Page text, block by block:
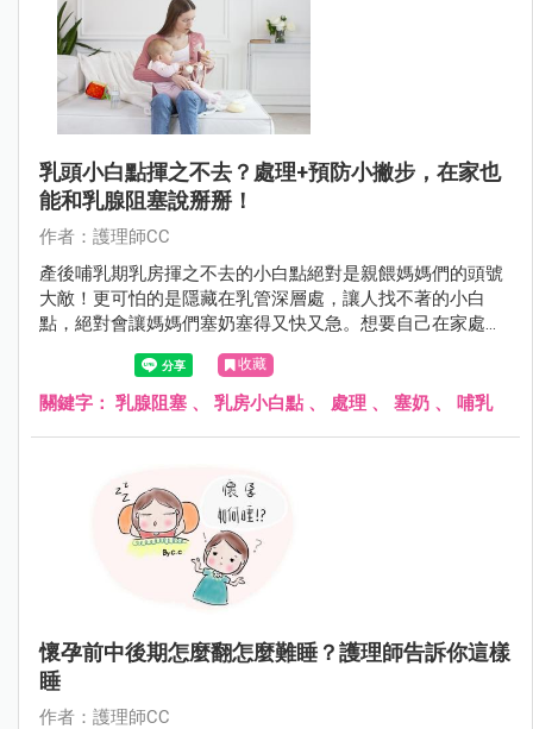
乳頭小白點揮之不去？處理+預防小撇步，在家也
能和乳腺阻塞說掰掰！
作者：護理師CC
產後哺乳期乳房揮之不去的小白點絕對是親餵媽媽們的頭號
大敵！更可怕的是隱藏在乳管深層處，讓人找不著的小白
點，絕對會讓媽媽們塞奶塞得又快又急。想要自己在家處理
小白點，一起來看看護理師媽咪透過自身經驗總結出來的撇
步和預防方法，跟乳腺阻塞說掰掰～
收藏
關鍵字： 乳腺阻塞 、 乳房小白點 、 處理 、 塞奶 、 哺乳
懷孕前中後期怎麼翻怎麼難睡？護理師告訴你這樣
睡
作者：護理師CC